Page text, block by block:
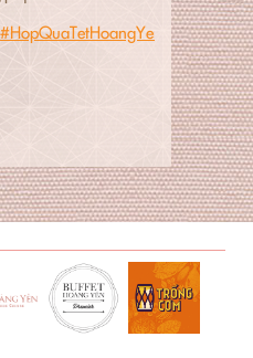
#HopQuaTetHoangYenGroup